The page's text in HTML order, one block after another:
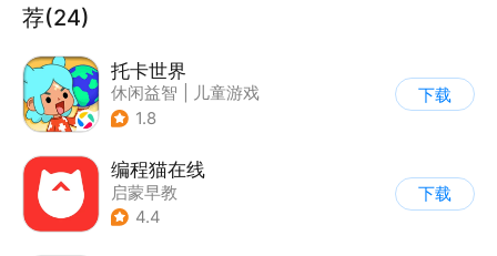
荐(24)
托卡世界
休闲益智
儿童游戏
1.8
下载
编程猫在线
启蒙早教
4.4
下载